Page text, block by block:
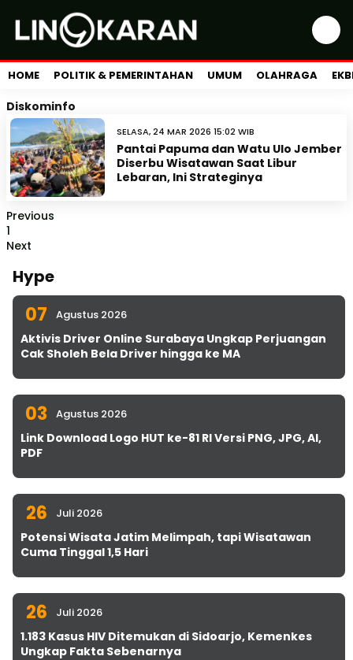
HOME POLITIK & PEMERINTAHAN UMUM OLAHRAGA
Diskominfo
SELASA, 24 MAR 2026 15:02 WIB
Pantai Papuma dan Watu Ulo Jember
Diserbu Wisatawan Saat Libur
Lebaran, Ini Strateginya
Previous
1
Next
Hype
07 Agustus 2026
Aktivis Driver Online Surabaya Ungkap Perjuangan
Cak Sholeh Bela Driver hingga ke MA
03 Agustus 2026
Link Download Logo HUT ke-81 RI Versi PNG, JPG, AI,
PDF
26 Juli 2026
Potensi Wisata Jatim Melimpah, tapi Wisatawan
Cuma Tinggal 1,5 Hari
26 Juli 2026
1.183 Kasus HIV Ditemukan di Sidoarjo, Kemenkes
Ungkap Fakta Sebenarnya